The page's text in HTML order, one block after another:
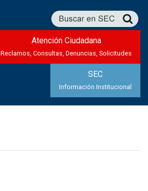
Atención Ciudadana
Reclamos, Consultas, Denuncias, Solicitudes
SEC
Información Institucional